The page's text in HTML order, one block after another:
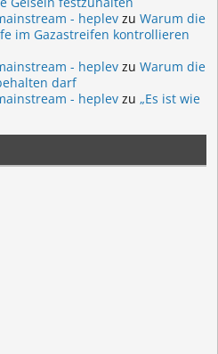
- heplev zu Warum die
im Gazastreifen kontrollieren
- heplev zu Warum die
darf
- heplev zu „Es ist wie